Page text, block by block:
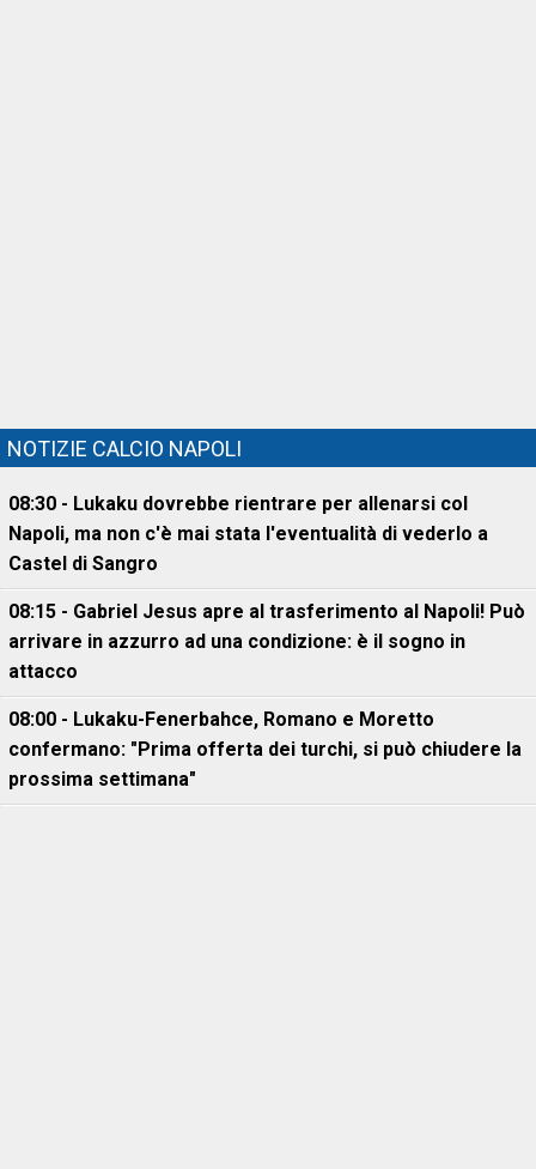
NOTIZIE CALCIO NAPOLI
08:30 - Lukaku dovrebbe rientrare per allenarsi col
Napoli, ma non c'è mai stata l'eventualità di vederlo a
Castel di Sangro
08:15 - Gabriel Jesus apre al trasferimento al Napoli! Può
arrivare in azzurro ad una condizione: è il sogno in
attacco
08:00 - Lukaku-Fenerbahce, Romano e Moretto
confermano: "Prima offerta dei turchi, si può chiudere la
prossima settimana"